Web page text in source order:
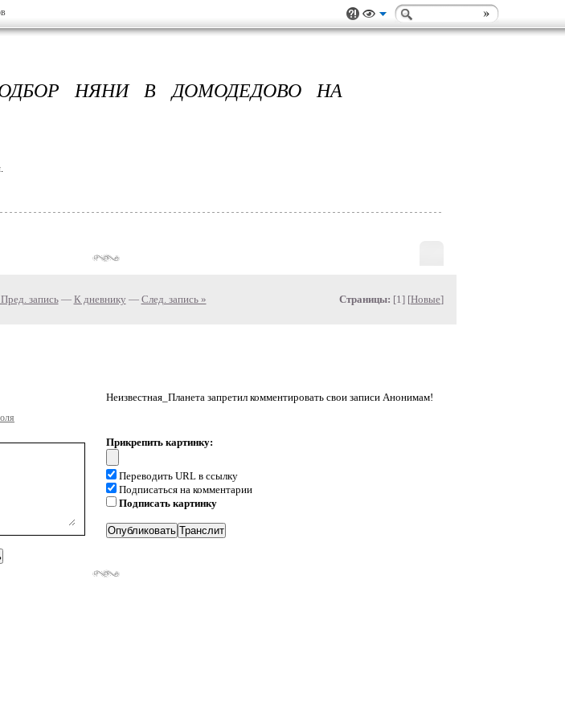
НЯНИ В ДОМОДЕДОВО НА
запись— К дневнику — След. запись » Страницы: [1] [Новые]
Неизвестная_Планета запретил комментировать свои записи Анонимам!
Прикрепить картинку:
Переводить URL в ссылку
Подписаться на комментарии
Подписать картинку